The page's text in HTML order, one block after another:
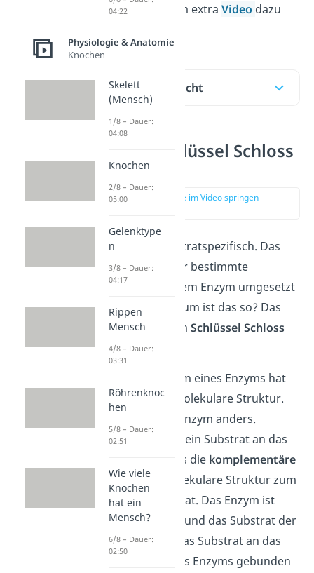
schau bei unserem extra Video dazu
Inhaltsübersicht
Enzyme Schlüssel Schloss
Prinzip
zur Stelle im Video springen
Enzyme sind substratspezifisch. Das
bedeutet, dass nur bestimmte
Substrate von einem Enzym umgesetzt
werden. Aber warum ist das so? Das
kannst du mit dem Schlüssel Schloss
Prinzip erklären.
Das aktive Zentrum eines Enzyms hat
eine bestimmte molekulare Struktur.
Die ist bei jedem Enzym anders.
Deshalb kann nur ein Substrat an das
Enzym binden, das die komplementäre
(ergänzende) molekulare Struktur zum
aktiven Zentrum hat. Das Enzym ist
dabei das Schloss und das Substrat der
Schlüssel. Wenn das Substrat an das
aktive Zentrum des Enzyms gebunden
04:22
Physiologie & Anatomie
Knochen
Skelett
(Mensch)
1/8 – Dauer:
04:08
Knochen
2/8 – Dauer:
05:00
Gelenktype
n
3/8 – Dauer:
04:17
Rippen
Mensch
4/8 – Dauer:
03:31
Röhrenknoc
hen
5/8 – Dauer:
02:51
Wie viele
Knochen
hat ein
Mensch?
6/8 – Dauer:
02:50